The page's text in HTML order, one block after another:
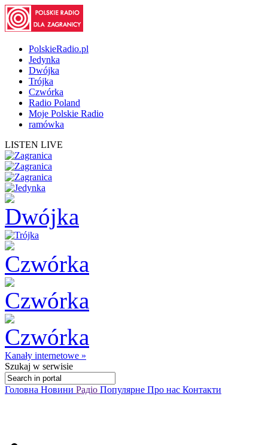
PolskieRadio.pl
Jedynka
Dwójka
Trójka
Czwórka
Radio Poland
Moje Polskie Radio
ramówka
LISTEN LIVE
Kanały internetowe »
Szukaj w serwisie
Головна Новини Радіо Популярне Про нас Контакти